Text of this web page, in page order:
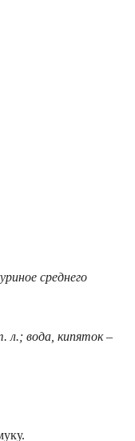
среднего
л.; вода, кипяток –